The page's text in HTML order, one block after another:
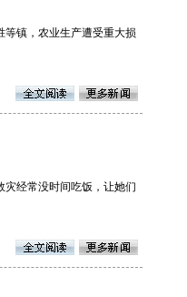
等镇，农业生产遭受重大损
经常没时间吃饭，让她们